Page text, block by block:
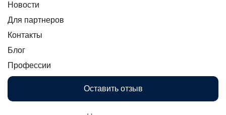
Новости
Для партнеров
Контакты
Блог
Профессии
Оставить отзыв